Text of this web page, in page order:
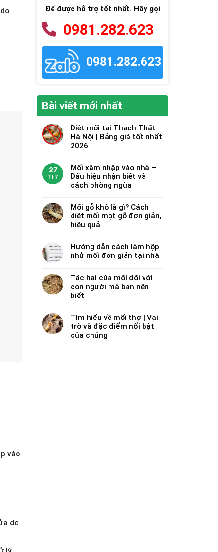
vào
do
Để được hỗ trợ tốt nhất. Hãy gọi
0981.282.623
0981.282.623
Bài viết mới nhất
Diệt mối tại Thạch Thất
Hà Nội | Bảng giá tốt nhất
2026
27
Th7
Mối xâm nhập vào nhà –
Dấu hiệu nhận biết và
cách phòng ngừa
Mối gỗ khô là gì? Cách
diệt mối mọt gỗ đơn giản,
hiệu quả
Hướng dẫn cách làm hộp
nhử mối đơn giản tại nhà
Tác hại của mối đối với
con người mà bạn nên
biết
Tìm hiểu về mối thợ | Vai
trò và đặc điểm nổi bật
của chúng